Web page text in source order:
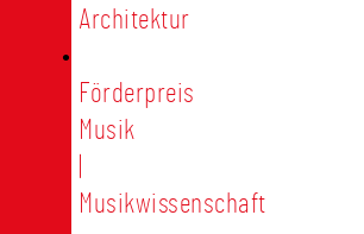
Architektur
Förderpreis
Musik
Musikwissenschaft